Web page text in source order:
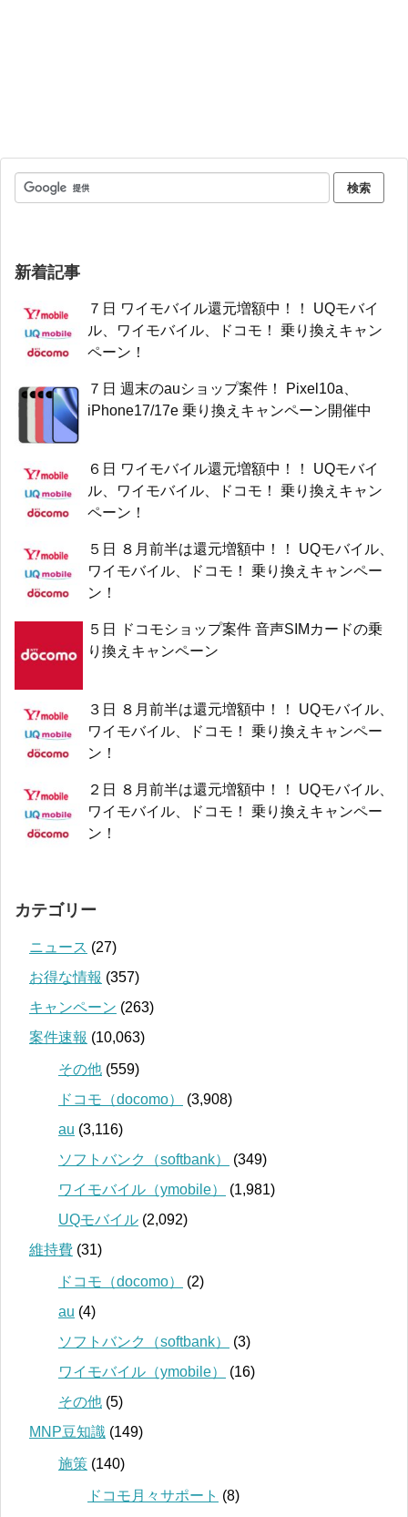
新着記事
７日 ワイモバイル還元増額中！！ UQモバイ
ル、ワイモバイル、ドコモ！ 乗り換えキャン
ペーン！
７日 週末のauショップ案件！ Pixel10a、
iPhone17/17e 乗り換えキャンペーン開催中
６日 ワイモバイル還元増額中！！ UQモバイ
ル、ワイモバイル、ドコモ！ 乗り換えキャン
ペーン！
５日 ８月前半は還元増額中！！ UQモバイル、
ワイモバイル、ドコモ！ 乗り換えキャンペー
ン！
５日 ドコモショップ案件 音声SIMカードの乗
り換えキャンペーン
３日 ８月前半は還元増額中！！ UQモバイル、
ワイモバイル、ドコモ！ 乗り換えキャンペー
ン！
２日 ８月前半は還元増額中！！ UQモバイル、
ワイモバイル、ドコモ！ 乗り換えキャンペー
ン！
カテゴリー
ニュース (27)
お得な情報 (357)
キャンペーン (263)
案件速報 (10,063)
その他 (559)
ドコモ（docomo）
(3,908)
au (3,116)
ソフトバンク（softbank）
(349)
ワイモバイル（ymobile）
(1,981)
UQモバイル (2,092)
維持費 (31)
ドコモ（docomo）
(2)
au (4)
ソフトバンク（softbank）
(3)
ワイモバイル（ymobile）
(16)
その他 (5)
MNP豆知識 (149)
施策 (140)
ドコモ月々サポート (8)